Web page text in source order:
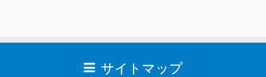
サイトマップ